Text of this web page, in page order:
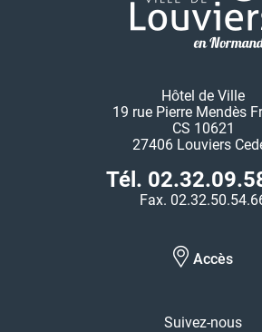
Hôtel de Ville
19 rue Pierre Mendès
CS 10621
27406 Louviers
Tél.
Fax.
Accès
Suivez-nous